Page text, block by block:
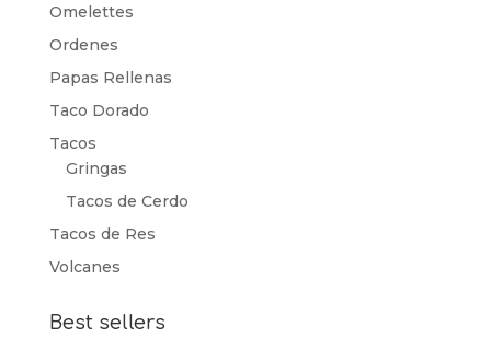
Omelettes
Ordenes
Papas Rellenas
Taco Dorado
Tacos
Gringas
Tacos de Cerdo
Tacos de Res
Volcanes
Best sellers